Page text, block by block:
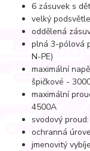
6 zásuvek s
velký
oddělená
plná 3-pólová
N-PE)
maximální
špičkové -
maximální
4500A
svodový
ochranná
jmenovitý